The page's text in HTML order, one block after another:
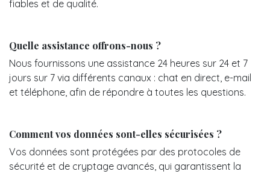
fiables et de qualité.
Quelle assistance offrons-nous ?
Nous fournissons une assistance 24 heures sur 24 et 7
jours sur 7 via différents canaux : chat en direct, e-mail
et téléphone, afin de répondre à toutes les questions.
Comment vos données sont-elles sécurisées ?
Vos données sont protégées par des protocoles de
sécurité et de cryptage avancés, qui garantissent la